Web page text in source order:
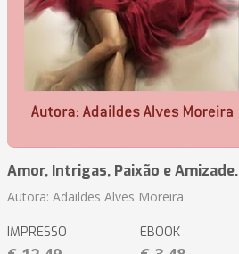
Amor, Intrigas, Paixão e Amizade.
Autora: Adaildes Alves Moreira
IMPRESSO EBOOK